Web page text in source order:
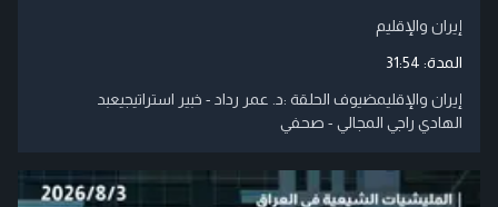
إيران والإقليم
المدة: 31:54
إيران والإقليمضيوف الحلقة :د. عمر رداد - خبير استراتيجيعبد
الهادي راجي المجالي - صحفي